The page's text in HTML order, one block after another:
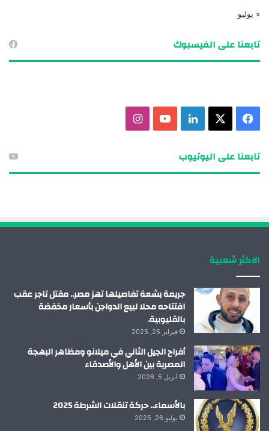
« يوليو
تابعنا على الفيسبوك
م
تابعنا على اليوتيوب
الاكثر شعبية
جريمة بشعة تفاصيلها تهز مصر.. مقتل تاجر عقب
افتتاحه محلا لبيع الدواجن بأسعار مخفضة
بالقليوبية.
فبراير 25, 2025
أفراح الجيل الثاني في ميلانو ومظاهر البهجة
المصرية بين الأهل والأصدقاء
أبريل 5, 2026
بالأسماء.. حركة تنقلات الشرطة 2025
يوليو 26, 2025